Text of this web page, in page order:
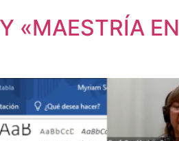
«MAESTRÍA EN